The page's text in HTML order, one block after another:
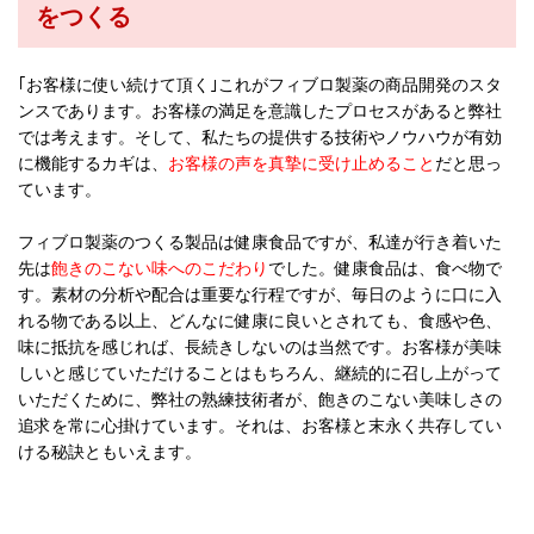
をつくる
｢お客様に使い続けて頂く｣これがフィブロ製薬の商品開発のスタ
ンスであります。お客様の満足を意識したプロセスがあると弊社
では考えます。そして、私たちの提供する技術やノウハウが有効
に機能するカギは、 お客様の声を真摯に受け止めること だと思っ
ています。
フィブロ製薬のつくる製品は健康食品ですが、私達が行き着いた
先は飽きのこない味へのこだわり でした。健康食品は、食べ物で
す。素材の分析や配合は重要な行程ですが、毎日のように口に入
れる物である以上、どんなに健康に良いとされても、食感や色、
味に抵抗を感じれば、長続きしないのは当然です。お客様が美味
しいと感じていただけることはもちろん、継続的に召し上がって
いただくために、弊社の熟練技術者が、飽きのこない美味しさの
追求を常に心掛けています。それは、お客様と末永く共存してい
ける秘訣ともいえます。